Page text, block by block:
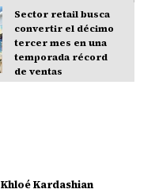
Sector retail busca
convertir el décimo
tercer mes en una
temporada récord
de ventas
Khloé Kardashian